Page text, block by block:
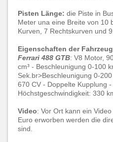
Pisten Länge: die Piste in
Meter una eine Breite von 10
Kurven, 7 Rechtskurven und
Eigenschaften der
Ferrari 488 GTB: V8 Motor,
cm³ - Beschleunigung 0-100
Sek.br>Beschleunigung 0-
670 CV - Doppelte Kupplung
Höchstgeschwindigkeit: 330
Video: Vor Ort kann ein
Euro erworben werden die
sind.